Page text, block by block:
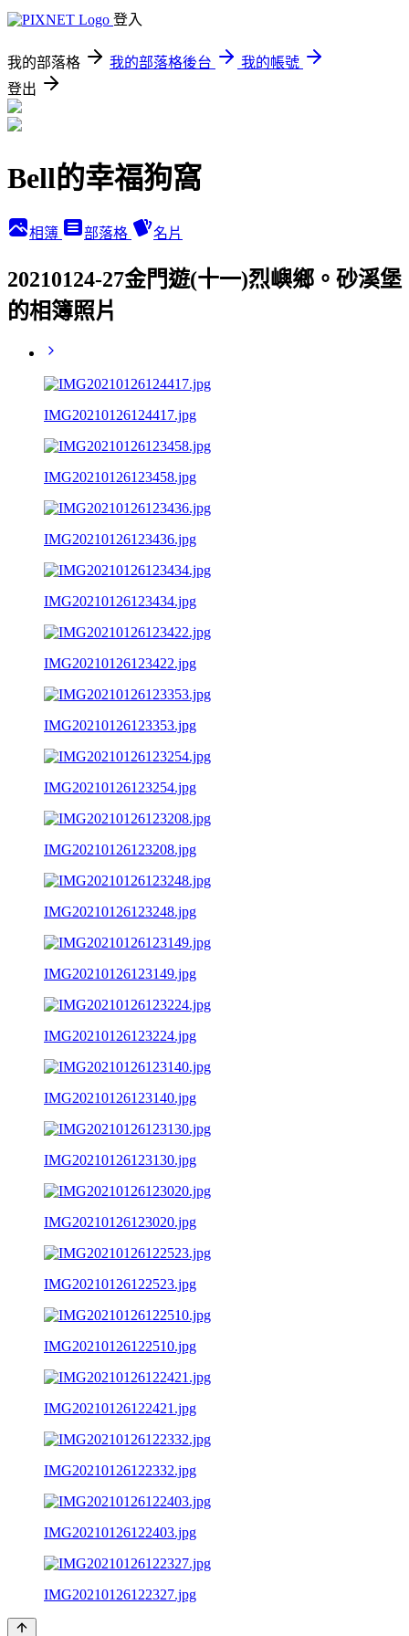
登入
我的部落格 我的部落格後台
我的帳號
登出
Bell的幸福狗窩
相簿 部落格 名片
20210124-27金門遊(十一)烈嶼鄉。砂溪堡
的相簿照片
IMG20210126124417.jpg
IMG20210126123458.jpg
IMG20210126123436.jpg
IMG20210126123434.jpg
IMG20210126123422.jpg
IMG20210126123353.jpg
IMG20210126123254.jpg
IMG20210126123208.jpg
IMG20210126123248.jpg
IMG20210126123149.jpg
IMG20210126123224.jpg
IMG20210126123140.jpg
IMG20210126123130.jpg
IMG20210126123020.jpg
IMG20210126122523.jpg
IMG20210126122510.jpg
IMG20210126122421.jpg
IMG20210126122332.jpg
IMG20210126122403.jpg
IMG20210126122327.jpg